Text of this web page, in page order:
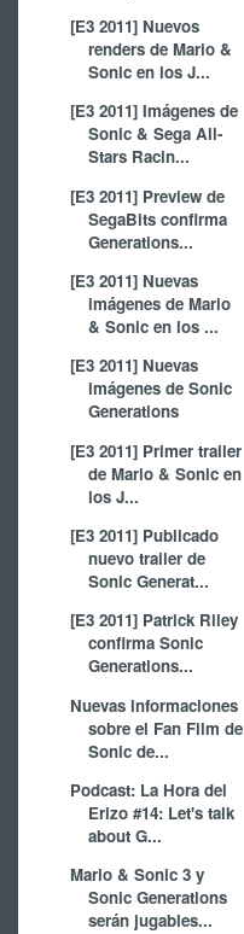
[E3 2011] Nuevos
renders de Mario &
Sonic en los J...
[E3 2011] Imágenes de
Sonic & Sega All-
Stars Racin...
[E3 2011] Preview de
SegaBits confirma
Generations...
[E3 2011] Nuevas
imágenes de Mario
& Sonic en los ...
[E3 2011] Nuevas
imágenes de Sonic
Generations
[E3 2011] Primer trailer
de Mario & Sonic en
los J...
[E3 2011] Publicado
nuevo trailer de
Sonic Generat...
[E3 2011] Patrick Riley
confirma Sonic
Generations...
Nuevas informaciones
sobre el Fan Film de
Sonic de...
Podcast: La Hora del
Erizo #14: Let's talk
about G...
Mario & Sonic 3 y
Sonic Generations
serán jugables...